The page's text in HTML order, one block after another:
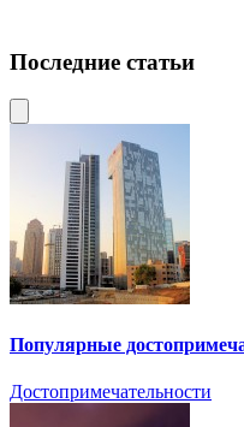
Последние статьи
Популярные
Достопримечательности